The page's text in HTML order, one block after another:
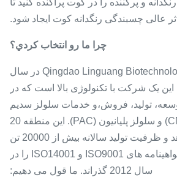
و پرکننده را در کوت پراکنده کنید تا
اثر عالی چسبندگی رنگدانه کوت ایجاد شود.
چرا ما رو انتخاب کردي؟
شرکت Qingdao Linguang Biotechnology Co، Ltd در سال
این یک شرکت با تکنولوژی بالا است که در
تولید، فروش،و خدمات سلولز سدیم
کاربکسومتیل (CMC) و سلولز پلیانیون (PAC). این منطقه 20
هکتار را پوشش می دهد و ظرفیت تولید سالانه بیش از 20000 تن
دارد. این شرکت گواهینامه های ISO9001 و ISO14001 را در
سال 2012 گذراند. ما قول می دهیم: